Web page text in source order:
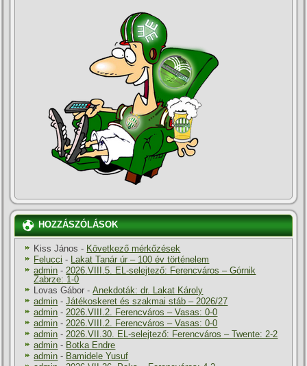
HOZZÁSZÓLÁSOK
Kiss János - Következő mérkőzések
Felucci - Lakat Tanár úr – 100 év történelem
admin -2026.VIII.5. EL-selejtező: Ferencváros – Górnik
Zabrze: 1-0
Lovas Gábor -Anekdoták: dr. Lakat Károly
admin -Játékoskeret és szakmai stáb – 2026/27
admin -2026.VIII.2. Ferencváros – Vasas: 0-0
admin -2026.VIII.2. Ferencváros – Vasas: 0-0
admin -2026.VII.30. EL-selejtező: Ferencváros – Twente: 2-2
admin - Botka Endre
admin - Bamidele Yusuf